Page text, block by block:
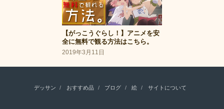
【がっこうぐらし！】アニメを安
全に無料で観る方法はこちら。
2019年3月11日
デッサン おすすめ品 ブログ 絵 サイトについて